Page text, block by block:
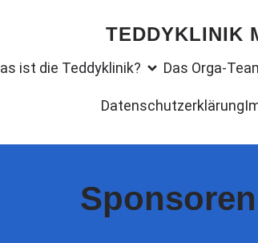
TEDDYKLINIK
ist die Teddyklinik? Das Orga-
Datenschutzerklärung